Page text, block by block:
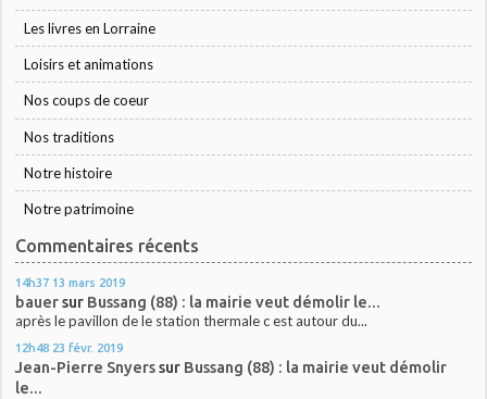
Les livres en Lorraine
Loisirs et animations
Nos coups de coeur
Nos traditions
Notre histoire
Notre patrimoine
Commentaires récents
14h37 13 mars 2019
bauersur Bussang (88) : la mairie veut démolir le...
après le pavillon de le station thermale c est autour du...
12h48 23 févr. 2019
Jean-Pierre Snyerssur Bussang (88) : la mairie veut démolir
le...